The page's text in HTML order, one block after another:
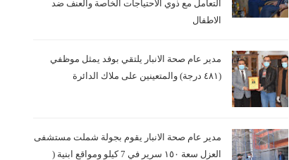
التعامل مع ذوي الاحتياجات الخاصة والعنف ضد
الاطفال
مدير عام صحة الانبار يلتقي بوفد يمثل موظفي
(٤٨١ درجة) والمتعينين على ملاك الدائرة
مدير عام صحة الانبار يقوم بجولة شملت مستشفى
العزل سعة ١٥٠ سرير في 7 كيلو ومواقع ابنية (